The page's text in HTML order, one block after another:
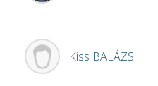
Kiss BALÁZS